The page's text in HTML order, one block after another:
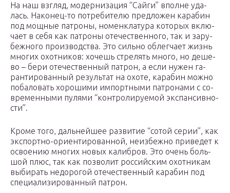
На наш взгляд, мо­дер­ни­за­ция “Сай­ги” впол­не уда­
лась. На­ко­нец-то по­тре­би­те­лю пред­ло­жен ка­ра­бин
под мощ­ные па­тро­ны, но­мен­к­ла­ту­ра ко­то­рых вклю­
ча­ет в се­бя как па­тро­ны оте­че­ст­вен­но­го, так и за­ру­
беж­но­го про­из­вод­ст­ва. Это силь­но об­лег­ча­ет жизнь
мно­гих охот­ни­ков: хо­чешь стре­лять мно­го, но де­ше­
во – бе­ри оте­че­ст­вен­ный па­трон, а ес­ли ну­жен га­
ран­ти­ро­ван­ный ре­зуль­тат на охо­те, ка­ра­бин мож­но
по­ба­ло­вать хо­ро­ши­ми им­порт­ны­ми па­тро­на­ми с со­
вре­мен­ны­ми пу­ля­ми “кон­тро­ли­ру­е­мой экс­пан­сив­но­
с­ти”.
Кро­ме то­го, даль­ней­шее раз­ви­тие “со­той се­рии”, как
экс­порт­но-ори­ен­ти­ро­ван­ной, не­из­беж­но при­ве­дет к
ос­во­е­нию мно­гих но­вых ка­ли­б­ров. Это очень боль­
шой плюс, так как поз­во­лит рос­сий­ским охот­ни­кам
вы­би­рать не­до­ро­гой оте­че­ст­вен­ный ка­ра­бин под
спе­ци­а­ли­зи­ро­ван­ный па­трон.